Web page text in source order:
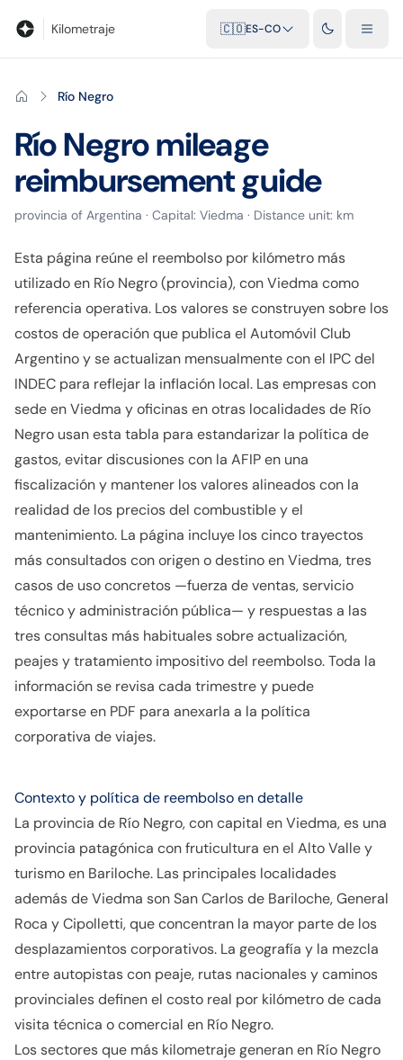
Kilometraje 🇨🇴ES-CO
Río Negro
Río Negromileage
reimbursement guide
provincia of Argentina · Capital: Viedma · Distance unit: km
Esta página reúne el reembolso por kilómetro más
utilizado en Río Negro (provincia), con Viedma como
referencia operativa. Los valores se construyen sobre los
costos de operación que publica el Automóvil Club
Argentino y se actualizan mensualmente con el IPC del
INDEC para reflejar la inflación local. Las empresas con
sede en Viedma y oficinas en otras localidades de Río
Negro usan esta tabla para estandarizar la política de
gastos, evitar discusiones con la AFIP en una
fiscalización y mantener los valores alineados con la
realidad de los precios del combustible y el
mantenimiento. La página incluye los cinco trayectos
más consultados con origen o destino en Viedma, tres
casos de uso concretos —fuerza de ventas, servicio
técnico y administración pública— y respuestas a las
tres consultas más habituales sobre actualización,
peajes y tratamiento impositivo del reembolso. Toda la
información se revisa cada trimestre y puede
exportarse en PDF para anexarla a la política
corporativa de viajes.
Contexto y política de reembolso en detalle
La provincia de Río Negro, con capital en Viedma, es una
provincia patagónica con fruticultura en el Alto Valle y
turismo en Bariloche. Las principales localidades
además de Viedma son San Carlos de Bariloche, General
Roca y Cipolletti, que concentran la mayor parte de los
desplazamientos corporativos. La geografía y la mezcla
entre autopistas con peaje, rutas nacionales y caminos
provinciales definen el costo real por kilómetro de cada
visita técnica o comercial en Río Negro.
Los sectores que más kilometraje generan en Río Negro